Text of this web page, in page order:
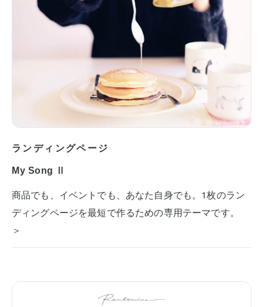
ランディングページ
My Song Ⅱ
商品でも、イベントでも、あなた自身でも。1枚のラン
ディングページを最短で作るための専用テーマです。
＞